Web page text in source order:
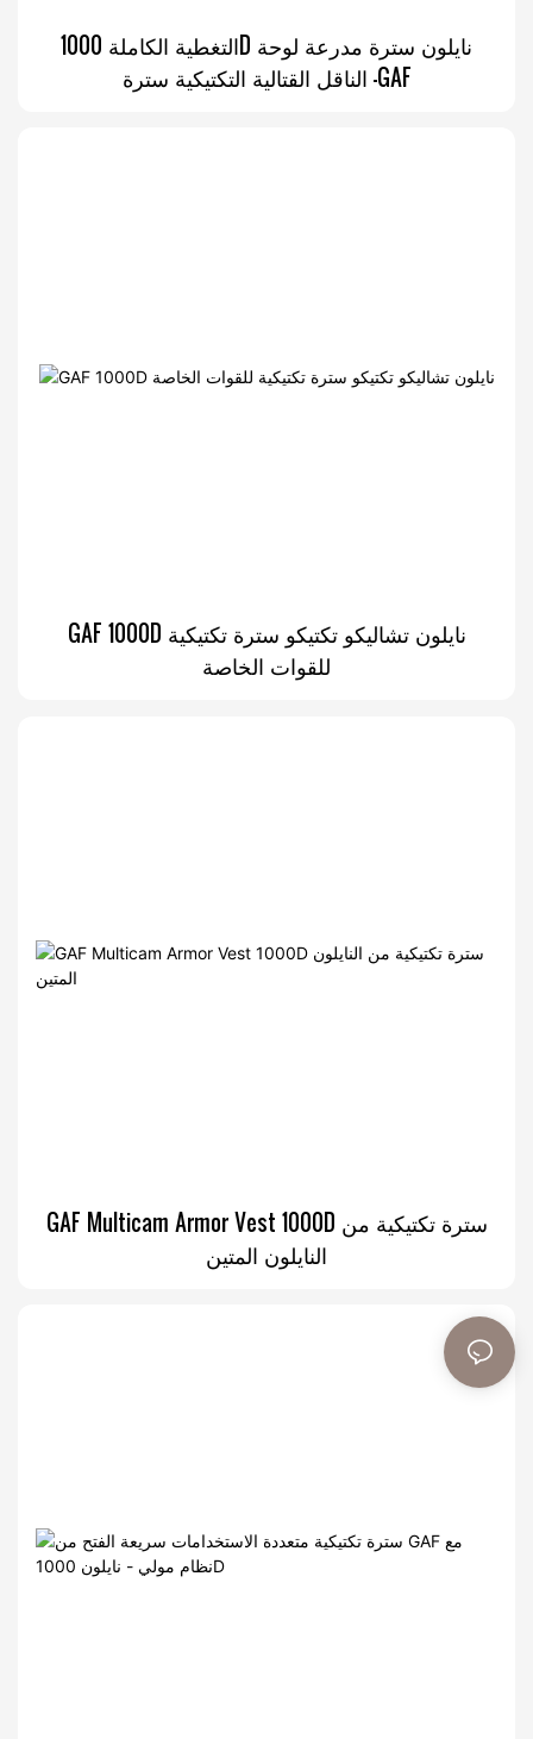
التغطية الكاملة 1000D نايلون سترة مدرعة لوحة
الناقل القتالية التكتيكية سترة -GAF
GAF 1000D نايلون تشاليكو تكتيكو سترة تكتيكية
للقوات الخاصة
GAF Multicam Armor Vest 1000D سترة تكتيكية من
النايلون المتين